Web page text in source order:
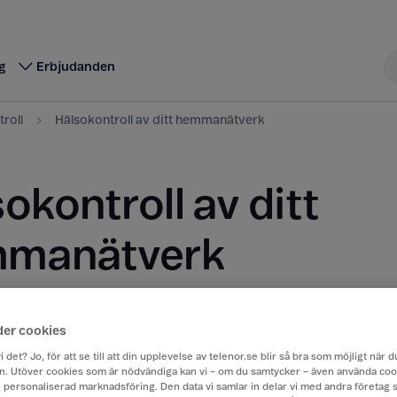
Erbjudanden
Hälsokontroll av ditt hemmanätverk
av ditt
är optimal och att dina enheter har god täckning.
problem får du tips på hur du kan förbättra ditt
cookies
det? Jo, för att se till att din upplevelse av telenor.se blir så bra som möjligt när
Utöver cookies som är nödvändiga kan vi – om du samtycker – även använda
personaliserad marknadsföring. Den data vi samlar in delar vi med andra företag